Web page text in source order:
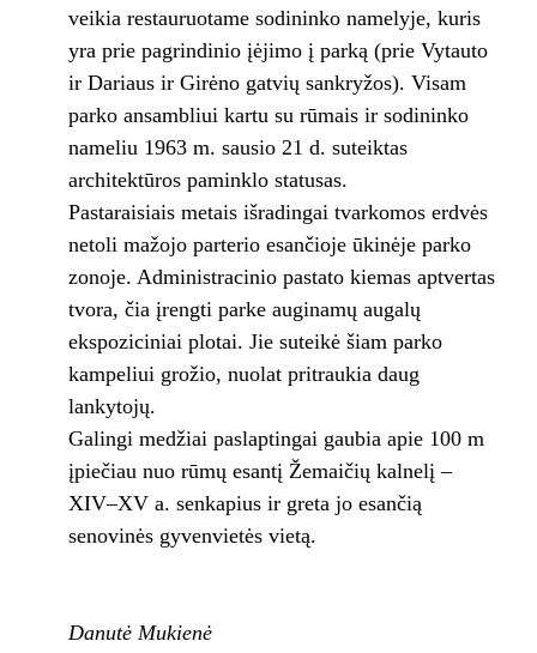
veikia restauruotame sodininko namelyje, kuris
yra prie pagrindinio įėjimo į parką (prie Vytauto
ir Dariaus ir Girėno gatvių sankryžos). Visam
parko ansambliui kartu su rūmais ir sodininko
nameliu 1963 m. sausio 21 d. suteiktas
architektūros paminklo statusas.
Pastaraisiais metais išradingai tvarkomos erdvės
netoli mažojo parterio esančioje ūkinėje parko
zonoje. Administracinio pastato kiemas aptvertas
tvora, čia įrengti parke auginamų augalų
ekspoziciniai plotai. Jie suteikė šiam parko
kampeliui grožio, nuolat pritraukia daug
lankytojų.
Galingi medžiai paslaptingai gaubia apie 100 m
įpiečiau nuo rūmų esantį Žemaičių kalnelį –
XIV–XV a. senkapius ir greta jo esančią
senovinės gyvenvietės vietą.
Danutė Mukienė